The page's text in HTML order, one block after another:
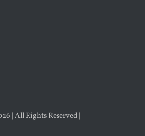
| All Rights Reserved |